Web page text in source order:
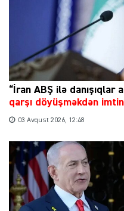
“İran ABŞ ilə danışıqlar
qarşı döyüşməkdən
03 Avqust 2026, 12:48